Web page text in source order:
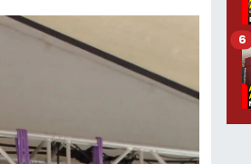
6